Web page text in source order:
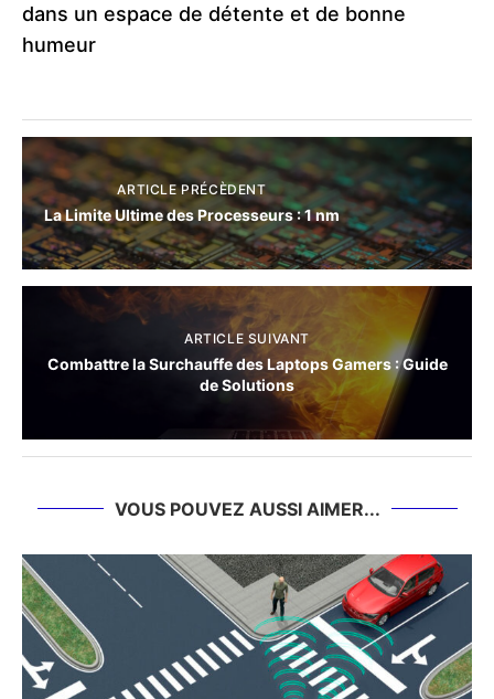
dans un espace de détente et de bonne
humeur
ARTICLE PRÉCÈDENT
La Limite Ultime des Processeurs : 1 nm
ARTICLE SUIVANT
Combattre la Surchauffe des Laptops Gamers : Guide
de Solutions
VOUS POUVEZ AUSSI AIMER...